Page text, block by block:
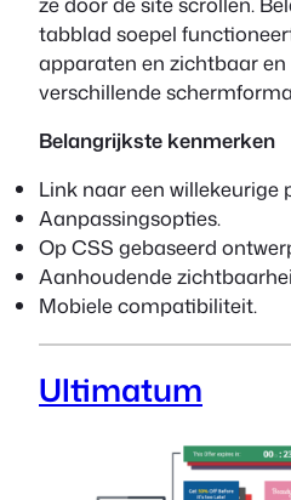
tabblad soepel
apparaten en zichtbaar
verschillende
Belangrijkste kenmerken
Link naar een willekeurige
Aanpassingsopties.
Op CSS gebaseerd
Aanhoudende
Mobiele compatibiliteit.
Ultimatum